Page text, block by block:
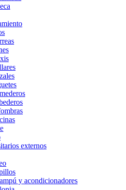
externos
y acondicionadores